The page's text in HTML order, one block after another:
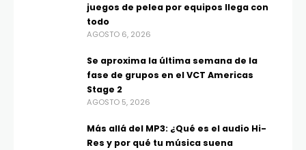
juegos de pelea por equipos llega con
todo
AGOSTO 6, 2026
Se aproxima la última semana de la
fase de grupos en el VCT Americas
Stage 2
AGOSTO 5, 2026
Más allá del MP3: ¿Qué es el audio Hi-
Res y por qué tu música suena